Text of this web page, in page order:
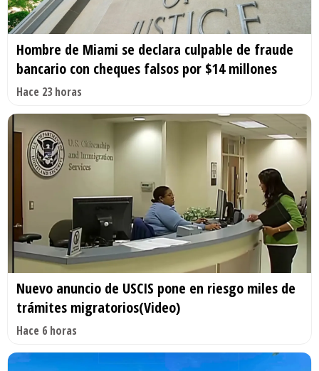
Hombre de Miami se declara culpable de fraude
bancario con cheques falsos por $14 millones
Hace 23 horas
Nuevo anuncio de USCIS pone en riesgo miles de
trámites migratorios(Video)
Hace 6 horas